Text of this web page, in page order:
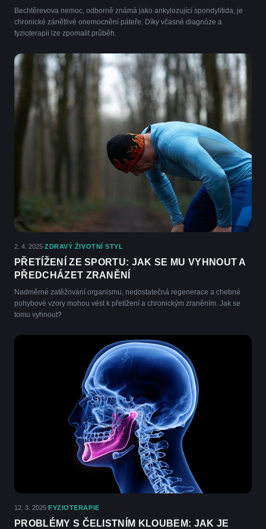
Bechtěrevova nemoc, odborně známá jako ankylozující spondylitida, je
chronické zánětlivé onemocnění páteře. Díky včasné diagnóze a
fyzioterapii lze zpomalit průběh.
2. 4. 2025·ZDRAVÝ ŽIVOTNÍ STYL
PŘETÍŽENÍ ZE SPORTU: JAK SE MU VYHNOUT A
PŘEDCHÁZET ZRANĚNÍ
Nadměrné zatěžování organismu, nedostatečná regenerace a chebné
pohybové vzory mohou vést k přetížení a chronickým zraněním. Jak se
tomu vyhnout?
12. 3. 2025·FYZIOTERAPIE
PROBLÉMY S ČELISTNÍM KLOUBEM: JAK JE